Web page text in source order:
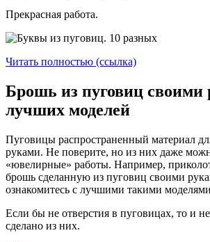
Прекрасная работа.
Читать полностью (ссылка)
Брошь из пуговиц своими
лучших моделей
Пуговицы распространенный материал
руками. Не поверите, но из них даже
«ювелирные» работы. Например,
брошь сделанную из пуговиц своими
ознакомитесь с лучшими такими
Если бы не отверстия в пуговицах, то и
сделано из них.